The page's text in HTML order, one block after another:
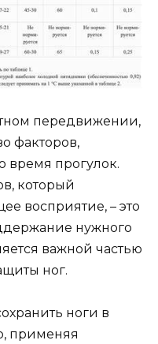
передвижении,
факторов,
прогулок.
который
восприятие, – это
нужного
важной частью
ног.
ноги в
применяя